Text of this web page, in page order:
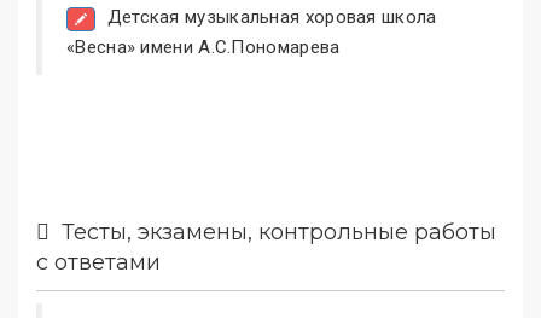
Детская музыкальная хоровая школа
«Весна» имени А.С.Пономарева
Тесты, экзамены, контрольные работы
с ответами